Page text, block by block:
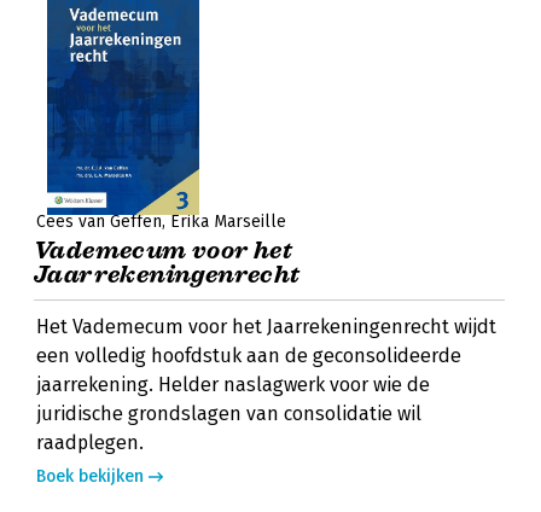
Cees van Geffen Erika Marseille
Vademecum voor het
Jaarrekeningenrecht
Het Vademecum voor het Jaarrekeningenrecht wijdt
een volledig hoofdstuk aan de geconsolideerde
jaarrekening. Helder naslagwerk voor wie de
juridische grondslagen van consolidatie wil
raadplegen.
Boek bekijken